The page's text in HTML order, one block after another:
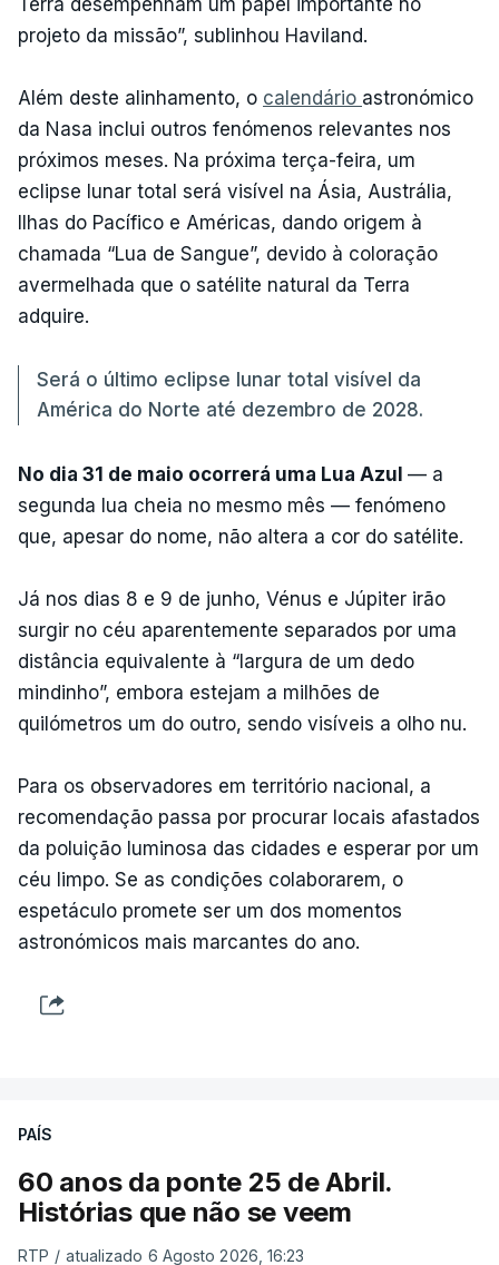
projeto da missão”, sublinhou Haviland.
Além deste alinhamento, o calendário astronómico
da Nasa inclui outros fenómenos relevantes nos
próximos meses. Na próxima terça-feira, um
eclipse lunar total será visível na Ásia, Austrália,
Ilhas do Pacífico e Américas, dando origem à
chamada “Lua de Sangue”, devido à coloração
avermelhada que o satélite natural da Terra
adquire.
Será o último eclipse lunar total visível da
América do Norte até dezembro de 2028.
No dia 31 de maio ocorrerá uma Lua Azul — a
segunda lua cheia no mesmo mês — fenómeno
que, apesar do nome, não altera a cor do satélite.
Já nos dias 8 e 9 de junho, Vénus e Júpiter irão
surgir no céu aparentemente separados por uma
distância equivalente à “largura de um dedo
mindinho”, embora estejam a milhões de
quilómetros um do outro, sendo visíveis a olho nu.
Para os observadores em território nacional, a
recomendação passa por procurar locais afastados
da poluição luminosa das cidades e esperar por um
céu limpo. Se as condições colaborarem, o
espetáculo promete ser um dos momentos
astronómicos mais marcantes do ano.
PAÍS
60 anos da ponte 25 de Abril.
Histórias que não se veem
RTP / atualizado 6 Agosto 2026, 16:23